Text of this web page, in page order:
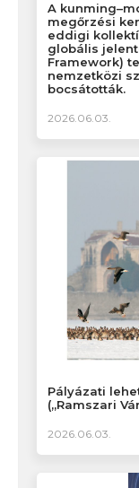
A
megőrzési
eddigi
globális
Framework)
nemzetközi
bocsátották.
2026.06.03.
Pályázati
(„Ramszari
2026.06.03.